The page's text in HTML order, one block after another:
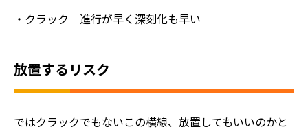
・クラック 進行が早く深刻化も早い
放置するリスク
ではクラックでもないこの横線、放置してもいいのかと